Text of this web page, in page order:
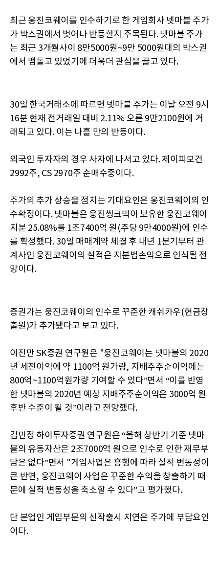
최근 웅진코웨이를 인수하기로 한 게임회사 넷마블 주가
가 박스권에서 벗어나 반등할지 주목된다. 넷마블 주가
는 최근 3개월사이 8만5000원~9만 5000원대의 박스권
에서 맴돌고 있었기에 더욱더 관심을 끌고 있다.
30일 한국거래소에 따르면 넷마블 주가는 이날 오전 9시
16분 현재 전거래일 대비 2.11% 오른 9만2100원에 거
래되고 있다. 이는 나흘 만의 반등이다.
외국인 투자자의 경우 사자에 나서고 있다. 제이피모건
2992주, CS 2970주 순매수중이다.
주가의 추가 상승을 점치는 기대요인은 웅진코웨이의 인
수확정이다. 넷마블은 웅진씽크빅이 보유한 웅진코웨이
지분 25.08%를 1조7400억 원(주당 9만4000원)에 인수
를 확정했다. 30일 매매계약 체결 후 내년 1분기부터 관
계사인 웅진코웨이의 실적은 지분법손익으로 인식될 전
망이다.
증권가는 웅진코웨이의 인수로 꾸준한 캐쉬카우(현금창
출원)가 추가됐다고 보고 있다.
이진만 SK증권 연구원은 "웅진코웨이는 넷마블의 2020
년 세전이익에 약 1100억 원가량, 지배주주순이익에는
800억~1100억원가량 기여할 수 있다”면서 “이를 반영
한 넷마블의 2020년 예상 지배주주순이익은 3000억 원
후반 수준이 될 것”이라고 전망했다.
김민정 하이투자증권 연구원은 “올해 상반기 기준 넷마
블의 유동자산은 2조7000억 원으로 인수로 인한 재무부
담은 없다”면서 "게임사업은 흥행에 따라 실적 변동성이
큰 반면, 웅진코웨이 사업은 꾸준한 수익을 창출하기 때
문에 실적 변동성을 축소할 수 있다”고 평가했다.
단 본업인 게임부문의 신작출시 지연은 주가에 부담요인
이다.